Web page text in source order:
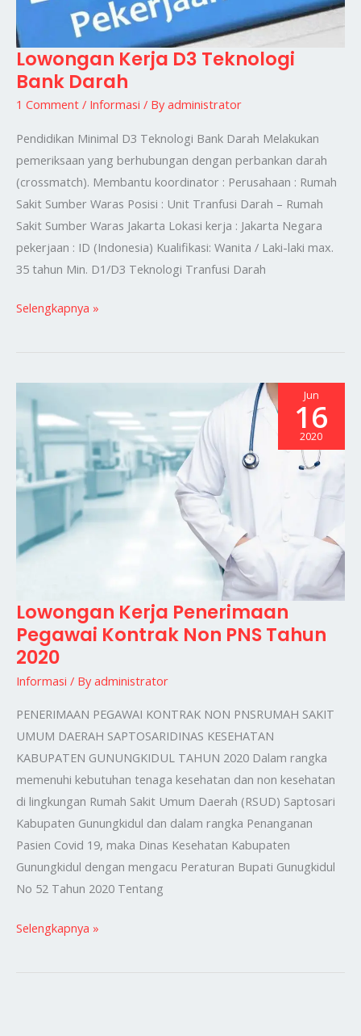
Lowongan Kerja D3 Teknologi
Bank Darah
1 Comment / Informasi / Byadministrator
Pendidikan Minimal D3 Teknologi Bank Darah Melakukan
pemeriksaan yang berhubungan dengan perbankan darah
(crossmatch). Membantu koordinator : Perusahaan : Rumah
Sakit Sumber Waras Posisi : Unit Tranfusi Darah – Rumah
Sakit Sumber Waras Jakarta Lokasi kerja : Jakarta Negara
pekerjaan : ID (Indonesia) Kualifikasi: Wanita / Laki-laki max.
35 tahun Min. D1/D3 Teknologi Tranfusi Darah
Lowongan
Kerja
D3
Bank
Darah
Selengkapnya »
Lowongan Kerja Penerimaan
Pegawai Kontrak Non PNS Tahun
2020
Informasi / Byadministrator
PENERIMAAN PEGAWAI KONTRAK NON PNSRUMAH SAKIT
UMUM DAERAH SAPTOSARIDINAS KESEHATAN
KABUPATEN GUNUNGKIDUL TAHUN 2020 Dalam rangka
memenuhi kebutuhan tenaga kesehatan dan non kesehatan
di lingkungan Rumah Sakit Umum Daerah (RSUD) Saptosari
Kabupaten Gunungkidul dan dalam rangka Penanganan
Pasien Covid 19, maka Dinas Kesehatan Kabupaten
Gunungkidul dengan mengacu Peraturan Bupati Gunugkidul
No 52 Tahun 2020 Tentang
Lowongan
Kerja
Penerimaan
Pegawai
Non
PNS
Tahun
2020
Selengkapnya »
Jun
16
2020